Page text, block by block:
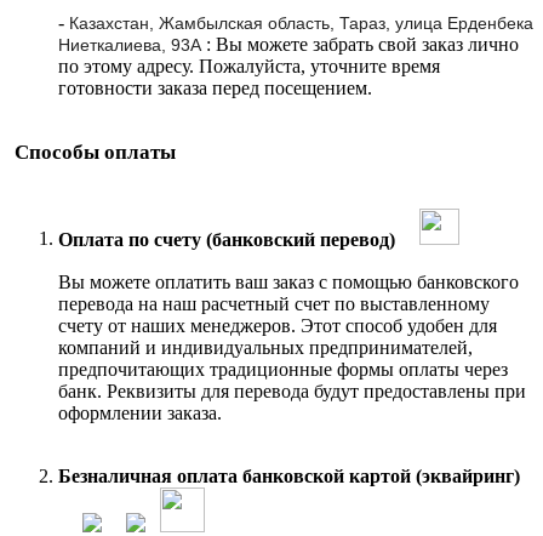
- Казахстан, Жамбылская область, Тараз, улица Ерденбека
Ниеткалиева, 93А : Вы можете забрать свой заказ лично
по этому адресу. Пожалуйста, уточните время
готовности заказа перед посещением.
Способы оплаты
Оплата по счету (банковский перевод)
Вы можете оплатить ваш заказ с помощью банковского
перевода на наш расчетный счет по выставленному
счету от наших менеджеров. Этот способ удобен для
компаний и индивидуальных предпринимателей,
предпочитающих традиционные формы оплаты через
банк. Реквизиты для перевода будут предоставлены при
оформлении заказа.
Безналичная оплата банковской картой (эквайринг)